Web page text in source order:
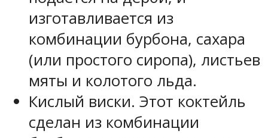
изготавливается из
комбинации бурбона, сахара
(или простого сиропа), листьев
мяты и колотого льда.
Кислый виски. Этот коктейль
сделан из комбинации